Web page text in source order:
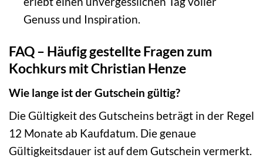
Genuss und Inspiration.
FAQ – Häufig gestellte Fragen zum
Kochkurs mit Christian Henze
Wie lange ist der Gutschein gültig?
Die Gültigkeit des Gutscheins beträgt in der Regel
12 Monate ab Kaufdatum. Die genaue
Gültigkeitsdauer ist auf dem Gutschein vermerkt.